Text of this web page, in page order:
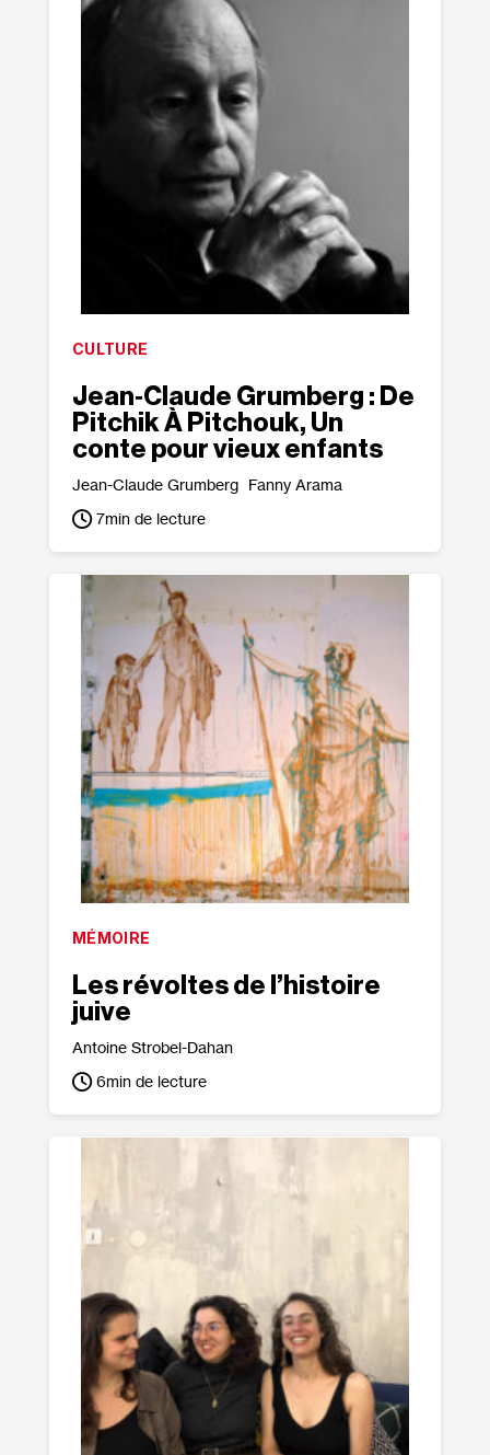
CULTURE
Jean‐​Claude Grumberg : De
Pitchik À Pitchouk, Un
conte pour vieux enfants
Jean-Claude Grumberg
Fanny Arama
7min de lecture
MÉMOIRE
Les révoltes de l’histoire
juive
Antoine Strobel-Dahan
6min de lecture